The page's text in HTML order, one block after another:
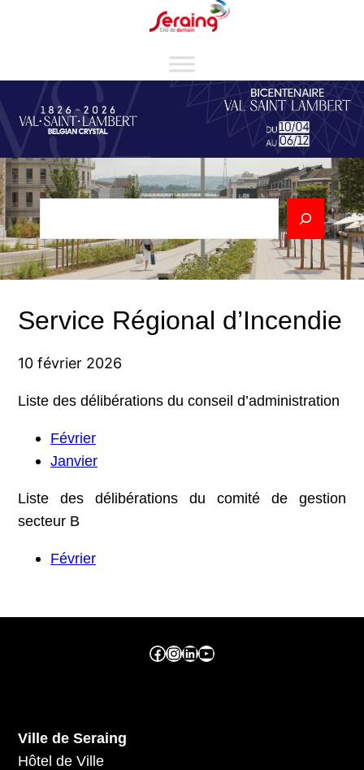
Rechercher
Service Régional d’Incendie
10 février 2026
Liste des délibérations du conseil d’administration
Février
Janvier
Liste des délibérations du comité de gestion
secteur B
Février
Facebook ville de seraing Instragram ville de seraing linkedin – ville de seraing YouTube
Ville de Seraing
Hôtel de Ville
Cookies management panel